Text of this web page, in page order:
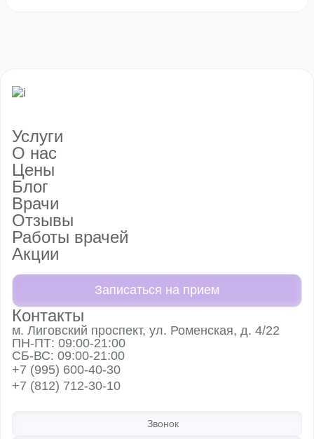
Услуги
О нас
Цены
Блог
Врачи
Отзывы
Работы врачей
Акции
Записаться на прием
Контакты
м. Лиговский проспект, ул. Роменская, д. 4/22
ПН-ПТ: 09:00-21:00
СБ-ВС: 09:00-21:00
+7 (995) 600-40-30
+7 (812) 712-30-10
Звонок